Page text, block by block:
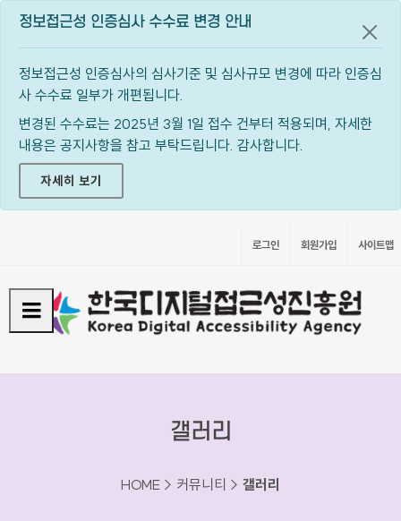
정보접근성 인증심사 수수료 변경 안내
정보접근성 인증심사의 심사기준 및 심사규모 변경에 따라 인증심
사 수수료 일부가 개편됩니다.
변경된 수수료는 2025년 3월 1일 접수 건부터 적용되며, 자세한
내용은 공지사항을 참고 부탁드립니다. 감사합니다.
자세히 보기
공지
로그인 회원가입 사이트맵
갤러리
HOME > 커뮤니티 > 갤러리